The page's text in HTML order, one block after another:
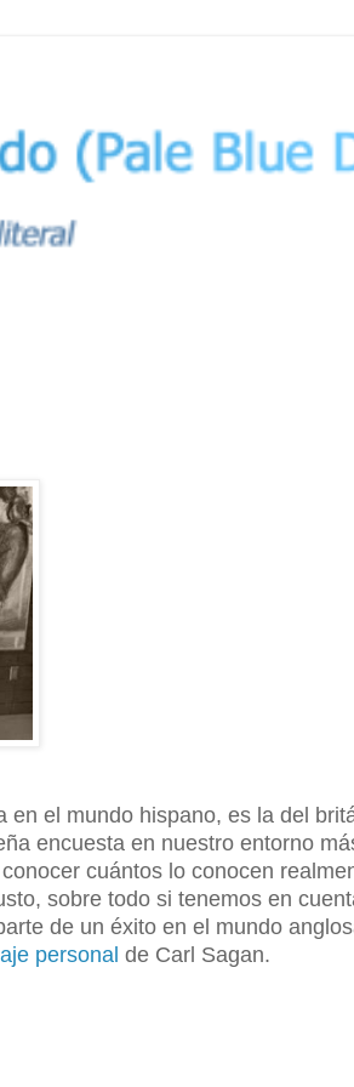
el mundo hispano, es la del
encuesta en nuestro entorno
cuántos lo conocen
sobre todo si tenemos en
de un éxito en el mundo
personal de Carl Sagan.